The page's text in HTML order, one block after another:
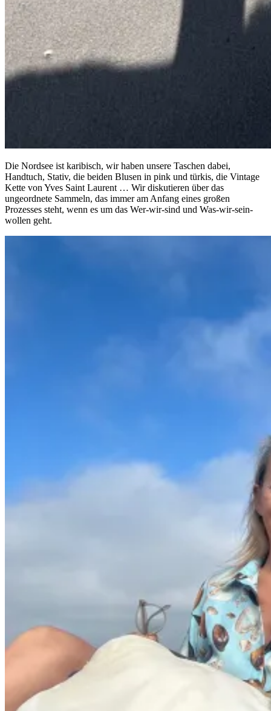
Die Nordsee ist karibisch, wir haben unsere Taschen dabei,
Handtuch, Stativ, die beiden Blusen in pink und türkis, die Vintage
Kette von Yves Saint Laurent … Wir diskutieren über das
ungeordnete Sammeln, das immer am Anfang eines großen
Prozesses steht, wenn es um das Wer-wir-sind und Was-wir-sein-
wollen geht.